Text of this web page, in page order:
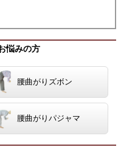
悩みの方
腰曲がりズボン
腰曲がりパジャマ